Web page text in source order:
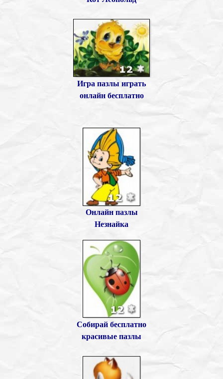
Игра пазлы играть
онлайн бесплатно
Онлайн пазлы
Незнайка
Собирай бесплатно
красивые пазлы